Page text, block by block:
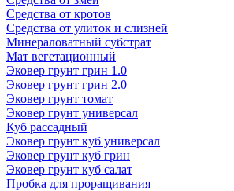
Средства от кротов
Средства от улиток и слизней
Минераловатный субстрат
Мат вегетационный
Эковер грунт грин 1.0
Эковер грунт грин 2.0
Эковер грунт томат
Эковер грунт универсал
Куб рассадный
Эковер грунт куб универсал
Эковер грунт куб грин
Эковер грунт куб салат
Пробка для проращивания